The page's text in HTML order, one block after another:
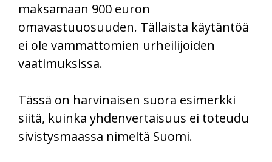
maksamaan 900 euron
omavastuuosuuden. Tällaista käytäntöä
ei ole vammattomien urheilijoiden
vaatimuksissa.
Tässä on harvinaisen suora esimerkki
siitä, kuinka yhdenvertaisuus ei toteudu
sivistysmaassa nimeltä Suomi.